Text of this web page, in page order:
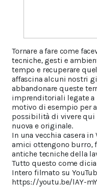
Tornare a fare come
tecniche, gesti e
tempo e recuperare
affascina alcuni nostri
abbandonare queste
imprenditoriali legate a
motivo di esempio per
possibilità di vivere qui
nuova e originale.
In una vecchia casera
amici ottengono burro,
antiche tecniche della
Tutto questo come
Intero filmato su
https://youtu.be/lAY-